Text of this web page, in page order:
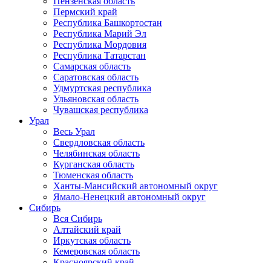
Пермский край
Республика Башкортостан
Республика Марий Эл
Республика Мордовия
Республика Татарстан
Самарская область
Саратовская область
Удмуртская республика
Ульяновская область
Чувашская республика
Урал
Весь Урал
Свердловская область
Челябинская область
Курганская область
Тюменская область
Ханты-Мансийский автономный округ
Ямало-Ненецкий автономный округ
Сибирь
Вся Сибирь
Алтайский край
Иркутская область
Кемеровская область